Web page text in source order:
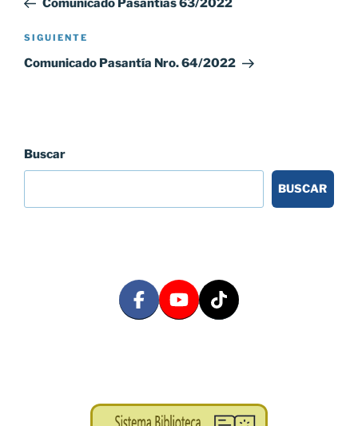
entradas
Comunicado Pasantías 63/2022
Siguiente
entrada
SIGUIENTE
Comunicado Pasantía Nro. 64/2022
Buscar
BUSCAR